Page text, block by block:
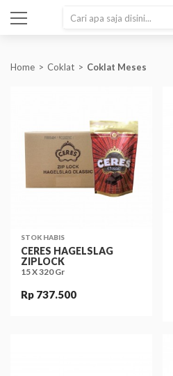
Home Coklat Coklat Meses
STOK HABIS
CERES HAGELSLAG
ZIPLOCK
15 X 320 Gr
Rp 737.500